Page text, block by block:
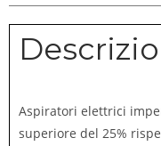
Aspiratori elettrici
superiore del 25%